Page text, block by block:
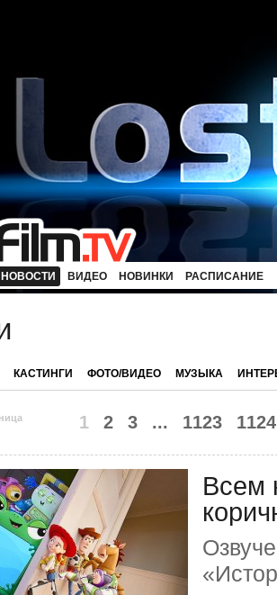
НОВОСТИ ВИДЕО НОВИНКИ РАСПИСАНИЕ
КАСТИНГИ ФОТО/ВИДЕО МУЗЫКА
1 2 3 ... 1123 1124
Всем